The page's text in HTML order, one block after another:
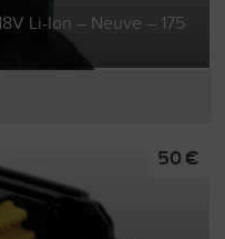
Li-Ion – Neuve – 175
50 €